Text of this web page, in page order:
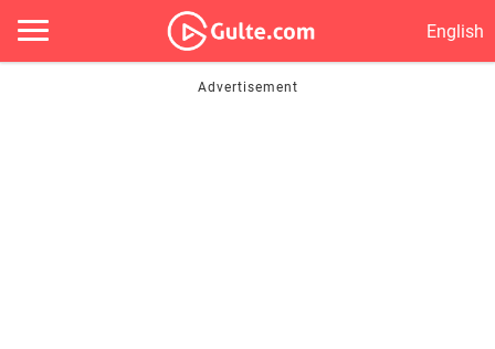
English